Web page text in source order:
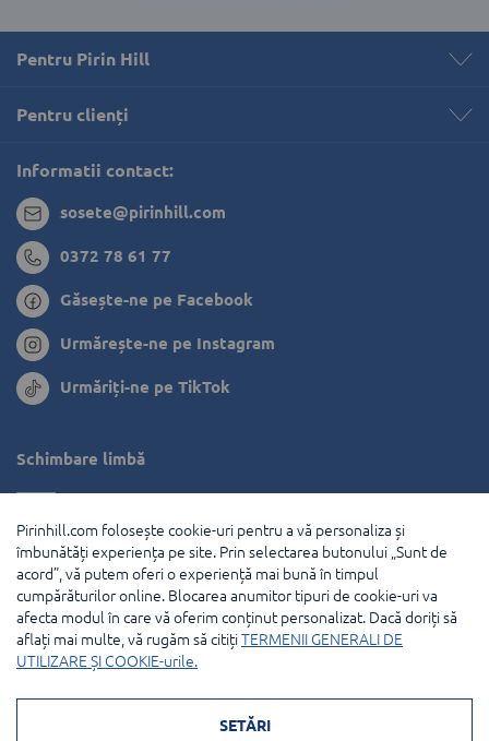
Pentru Pirin Hill
Pentru clienți
Informatii contact:
sosete@pirinhill.com
0372 78 61 77
Găsește-ne pe Facebook
Urmărește-ne pe Instagram
Urmăriți-ne pe TikTok
Schimbare limbă
Grecia
Olanda
Franţa
Modalități de plată:
Pirinhill.com folosește cookie-uri pentru a vă personaliza și
îmbunătăți experiența pe site. Prin selectarea butonului „Sunt de
acord”, vă putem oferi o experiență mai bună în timpul
cumpărăturilor online. Blocarea anumitor tipuri de cookie-uri va
afecta modul în care vă oferim conținut personalizat. Dacă doriți să
aflați mai multe, vă rugăm să citițiTERMENII GENERALI DE
UTILIZARE ȘI COOKIE-urile.
SETĂRI